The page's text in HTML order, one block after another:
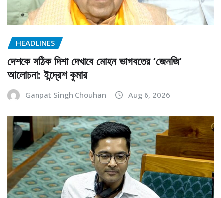
HEADLINES
দেশকে সঠিক দিশা দেখাবে মোহন ভাগবতের ‘জেনজি’
আলোচনা: ইন্দ্রেশ কুমার
Ganpat Singh Chouhan Aug 6, 2026